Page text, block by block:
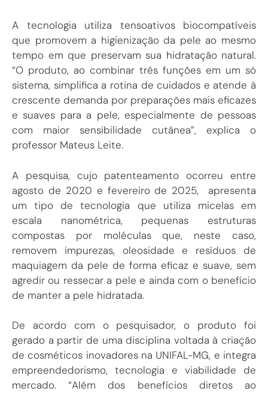
A tecnologia utiliza tensoativos biocompatíveis
que promovem a higienização da pele ao mesmo
tempo em que preservam sua hidratação natural.
“O produto, ao combinar três funções em um só
sistema, simplifica a rotina de cuidados e atende à
crescente demanda por preparações mais eficazes
e suaves para a pele, especialmente de pessoas
com maior sensibilidade cutânea”, explica o
professor Mateus Leite.
A pesquisa, cujo patenteamento ocorreu entre
agosto de 2020 e fevereiro de 2025, apresenta
um tipo de tecnologia que utiliza micelas em
escala nanométrica, pequenas estruturas
compostas por moléculas que, neste caso,
removem impurezas, oleosidade e resíduos de
maquiagem da pele de forma eficaz e suave, sem
agredir ou ressecar a pele e ainda com o benefício
de manter a pele hidratada.
De acordo com o pesquisador, o produto foi
gerado a partir de uma disciplina voltada à criação
de cosméticos inovadores na UNIFAL-MG, e integra
empreendedorismo, tecnologia e viabilidade de
mercado. “Além dos benefícios diretos ao